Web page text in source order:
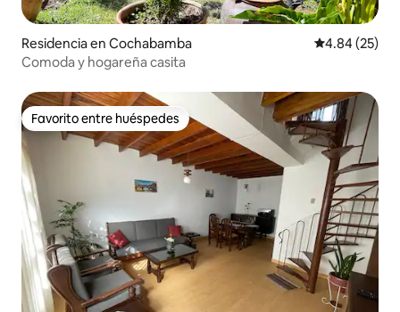
Residencia en Cochabamba Calificación
4.84 (25)
Comoda y hogareña casita
Favorito entre huéspedes
Favorito entre huéspedes